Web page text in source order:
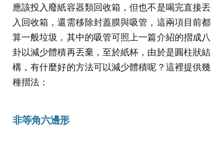
應該投入廢紙容器類回收箱，但也不是喝完直接丟
入回收箱，還需移除封蓋膜與吸管，這兩項目前都
算一般垃圾，其中的吸管可照上一篇介紹的摺成八
卦以減少體積再丟棄，至於紙杯，由於是圓柱狀結
構，有什麼好的方法可以減少體積呢？這裡提供幾
種摺法：
非等角六邊形